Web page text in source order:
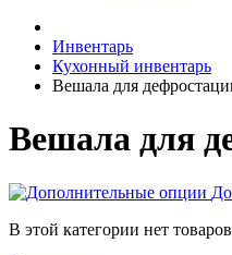
Инвентарь
Кухонный инвентарь
Вешала для
Вешала для
В этой категории нет